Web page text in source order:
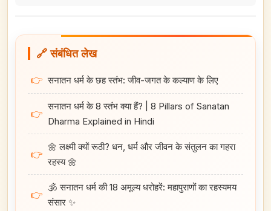
🔗 संबंधित लेख
👉 सनातन धर्म के छह स्तंभ: जीव-जगत के कल्याण के लिए
👉
सनातन धर्म के 8 स्तंभ क्या हैं? | 8 Pillars of Sanatan
Dharma Explained in Hindi
👉
🌼 लक्ष्मी क्यों रूठी? धन, धर्म और जीवन के संतुलन का गहरा
रहस्य 🌼
👉
🕉️ सनातन धर्म की 18 अमूल्य धरोहरें: महापुराणों का रहस्यमय
संसार ✨